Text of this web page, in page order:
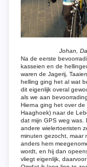
Johan,
Na de eerste
kasseien en de
waren de Jagerij,
helling ging het al wat
dit eigenlijk overal
als we aan
Hierna ging het over de
Haaghoek) naar de
dat mijn GPS weg was.
andere wielertoeristen
minuten gezocht, maar
anders hem
wordt, en hij dan
vliegt eigenlijk,